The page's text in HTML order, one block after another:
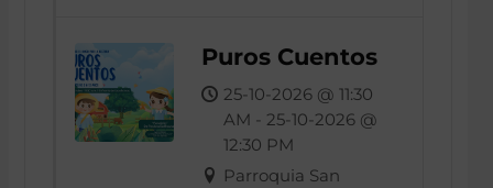
Puros Cuentos
25-10-2026 @ 11:30
AM - 25-10-2026 @
12:30 PM
Parroquia San